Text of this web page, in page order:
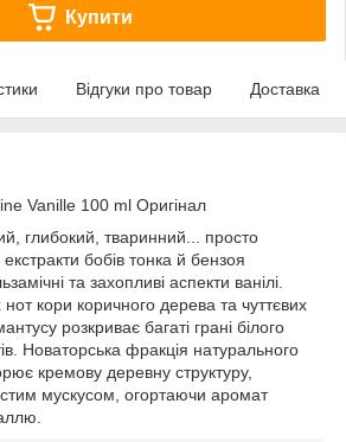
Купити
Відгуки про товар Доставка
Vanille 100 ml Оригінал
глибокий, тваринний... просто
бобів тонка й бензоя
та захопливі аспекти ванілі.
кори коричного дерева та чуттєвих
розкриває багаті грані білого
Новаторська фракція натурального
кремову деревну структуру,
мускусом, огортаючи аромат